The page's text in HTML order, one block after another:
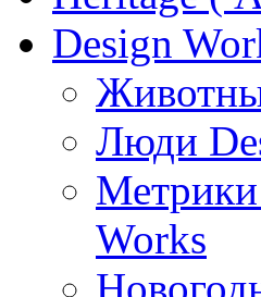
Design
Люди
Метрики
Works